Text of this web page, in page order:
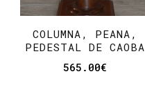
COLUMNA, PEANA,
PEDESTAL DE CAOBA
565.00€